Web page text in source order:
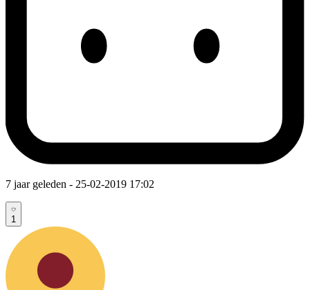
7 jaar geleden - 25-02-2019 17:02
1